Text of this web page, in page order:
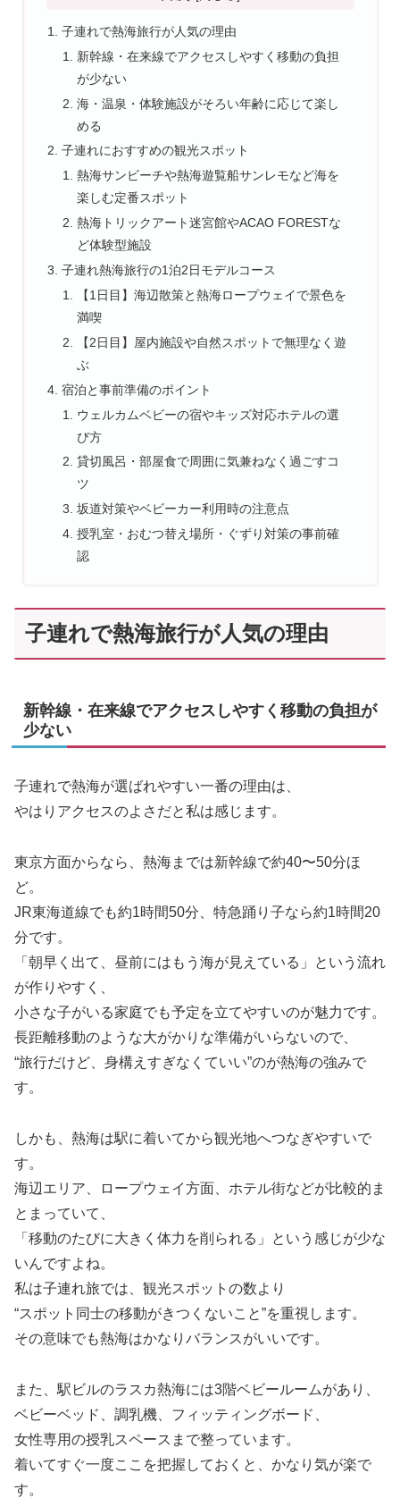
子連れで熱海旅行が人気の理由
新幹線・在来線でアクセスしやすく移動の負担
が少ない
海・温泉・体験施設がそろい年齢に応じて楽し
める
子連れにおすすめの観光スポット
熱海サンビーチや熱海遊覧船サンレモなど海を
楽しむ定番スポット
熱海トリックアート迷宮館やACAO FORESTな
ど体験型施設
子連れ熱海旅行の1泊2日モデルコース
【1日目】海辺散策と熱海ロープウェイで景色を
満喫
【2日目】屋内施設や自然スポットで無理なく遊
ぶ
宿泊と事前準備のポイント
ウェルカムベビーの宿やキッズ対応ホテルの選
び方
貸切風呂・部屋食で周囲に気兼ねなく過ごすコ
ツ
坂道対策やベビーカー利用時の注意点
授乳室・おむつ替え場所・ぐずり対策の事前確
認
子連れで熱海旅行が人気の理由
新幹線・在来線でアクセスしやすく移動の負担が
少ない
子連れで熱海が選ばれやすい一番の理由は、
やはりアクセスのよさだと私は感じます。
東京方面からなら、熱海までは新幹線で約40〜50分ほ
ど。
JR東海道線でも約1時間50分、特急踊り子なら約1時間20
分です。
「朝早く出て、昼前にはもう海が見えている」という流れ
が作りやすく、
小さな子がいる家庭でも予定を立てやすいのが魅力です。
長距離移動のような大がかりな準備がいらないので、
“旅行だけど、身構えすぎなくていい”のが熱海の強みで
す。
しかも、熱海は駅に着いてから観光地へつなぎやすいで
す。
海辺エリア、ロープウェイ方面、ホテル街などが比較的ま
とまっていて、
「移動のたびに大きく体力を削られる」という感じが少な
いんですよね。
私は子連れ旅では、観光スポットの数より
“スポット同士の移動がきつくないこと”を重視します。
その意味でも熱海はかなりバランスがいいです。
また、駅ビルのラスカ熱海には3階ベビールームがあり、
ベビーベッド、調乳機、フィッティングボード、
女性専用の授乳スペースまで整っています。
着いてすぐ一度ここを把握しておくと、かなり気が楽で
す。